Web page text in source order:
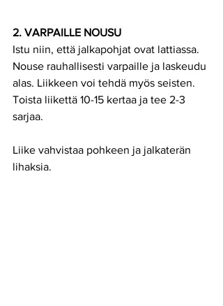
2. VARPAILLE NOUSU
Istu niin, että jalkapohjat ovat lattiassa.
Nouse rauhallisesti varpaille ja laskeudu
alas. Liikkeen voi tehdä myös seisten.
Toista liikettä 10-15 kertaa ja tee 2-3
sarjaa.
Liike vahvistaa pohkeen ja jalkaterän
lihaksia.